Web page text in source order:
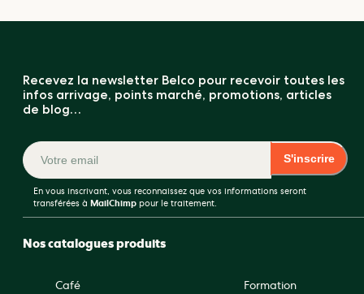
Nos catalogues produits
Café Formation
Recevez la newsletter Belco pour recevoir toutes les
infos arrivage, points marché, promotions, articles
de blog…
S'inscrire
En vous inscrivant, vous reconnaissez que vos informations seront
transférées à MailChimppour le traitement.